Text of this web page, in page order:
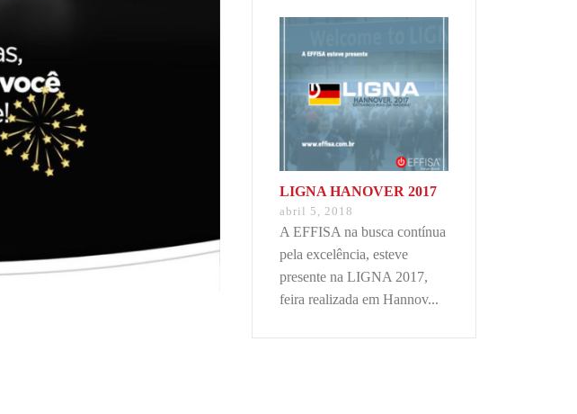
LIGNA HANOVER 2017
abril 5, 2018
A EFFISA na busca contínua
pela excelência, esteve
presente na LIGNA 2017,
feira realizada em Hannov...